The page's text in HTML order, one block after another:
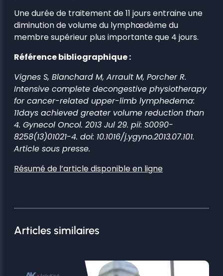
Une durée de traitement de 11 jours entraine une
diminution de volume du lymphœdème du
membre supérieur plus importante que 4 jours.
Référence bibliographique :
Vignes S, Blanchard M, Arrault M, Porcher R.
Intensive complete decongestive physiotherapy
for cancer-related upper-limb lymphedema:
11days achieved greater volume reduction than
4. Gynecol Oncol. 2013 Jul 29. pii: S0090-
8258(13)01021-4. doi: 10.1016/j.ygyno.2013.07.101.
Article sous presse.
Résumé de l’article disponible en ligne
Articles similaires